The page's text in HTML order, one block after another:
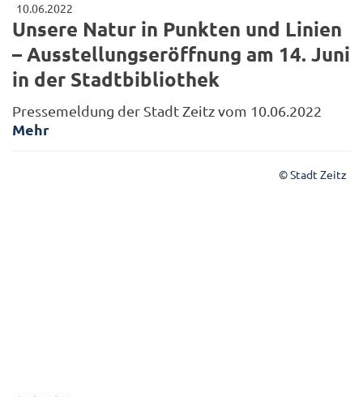
10.06.2022
Unsere Natur in Punkten und Linien
– Ausstellungseröffnung am 14. Juni
in der Stadtbibliothek
Pressemeldung der Stadt Zeitz vom 10.06.2022
Mehr
© Stadt Zeitz